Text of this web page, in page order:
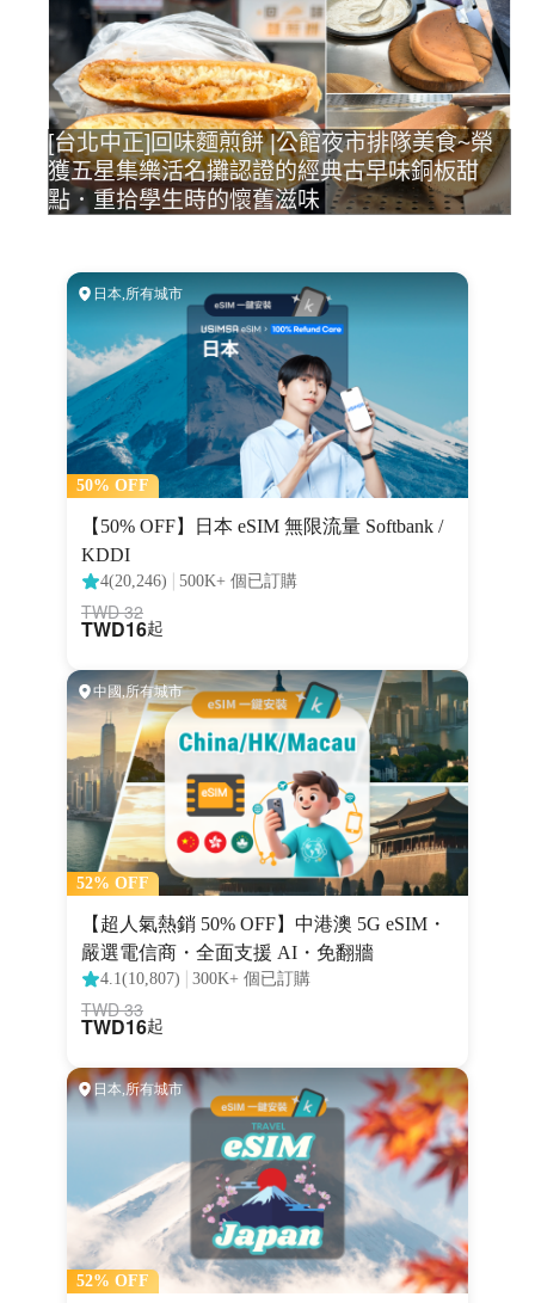
[台北中正]回味麵煎餅 |公館夜市排隊美食~榮
獲五星集樂活名攤認證的經典古早味銅板甜
點．重拾學生時的懷舊滋味